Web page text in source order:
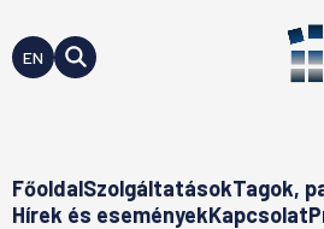
EN
FőoldalSzolgáltatásokTagok,
Hírek és eseményekKapcsolat